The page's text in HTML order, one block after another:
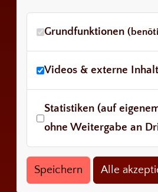
Grundfunktionen
Videos & externe
Statistiken (auf
ohne Weitergabe an